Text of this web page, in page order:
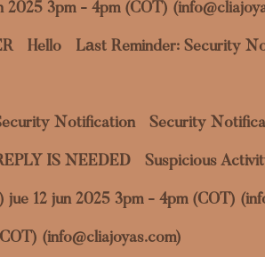
3pm - 4pm (COT)
Hello Lаst Reminder: Security
Notification Security
IS NEEDED Suspicious
12 jun 2025 3pm - 4pm (COT)
(info@cliajoyas.com)